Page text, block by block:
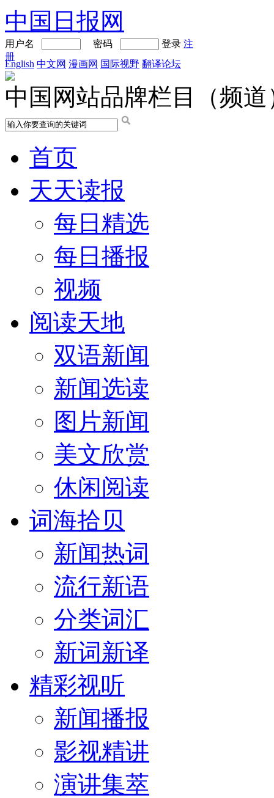
中国日报网
用户名 密码 登录 注
册
English 中文网 漫画网 国际视野 翻译论坛
中国网站品牌栏目（频道
首页
天天读报
每日精选
每日播报
视频
阅读天地
双语新闻
新闻选读
图片新闻
美文欣赏
休闲阅读
词海拾贝
新闻热词
流行新语
分类词汇
新词新译
精彩视听
新闻播报
影视精讲
演讲集萃